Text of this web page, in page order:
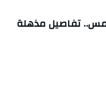
تفاصيل مذهلة